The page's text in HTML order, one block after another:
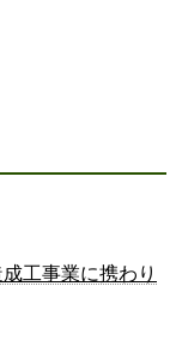
工事業に携わり